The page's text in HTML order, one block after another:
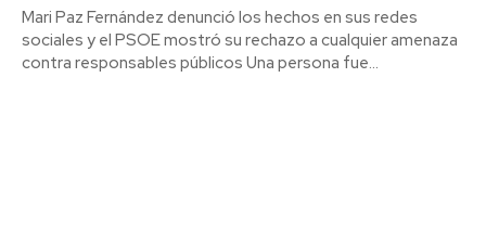
Mari Paz Fernández denunció los hechos en sus redes
sociales y el PSOE mostró su rechazo a cualquier amenaza
contra responsables públicos Una persona fue...